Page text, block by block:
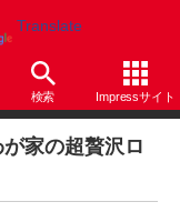
Translate
検索 Impressサイト
家の超贅沢ロ